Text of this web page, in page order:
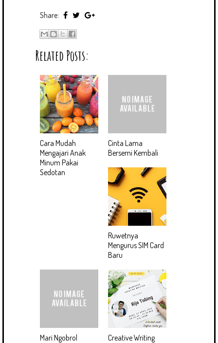
Share:
Related Posts:
Cara Mudah
Mengajari Anak
Minum Pakai
Sedotan
Cinta Lama
Bersemi Kembali
Ruwetnya
Mengurus SIM Card
Baru
Mari Ngobrol
Creative Writing